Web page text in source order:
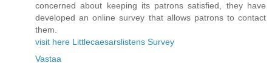
concerned about keeping its patrons satisfied, they have
developed an online survey that allows patrons to contact
them.
visit here Littlecaesarslistens Survey
Vastaa